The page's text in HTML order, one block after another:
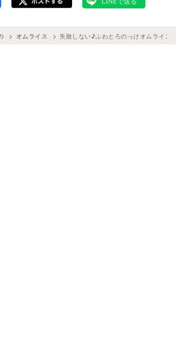
オムライス 失敗しない♪ふわとろのっけオムライス